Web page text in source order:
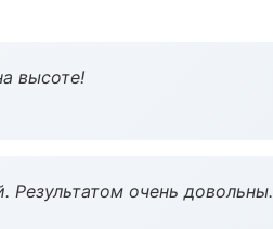
высоте!
Результатом очень довольны.